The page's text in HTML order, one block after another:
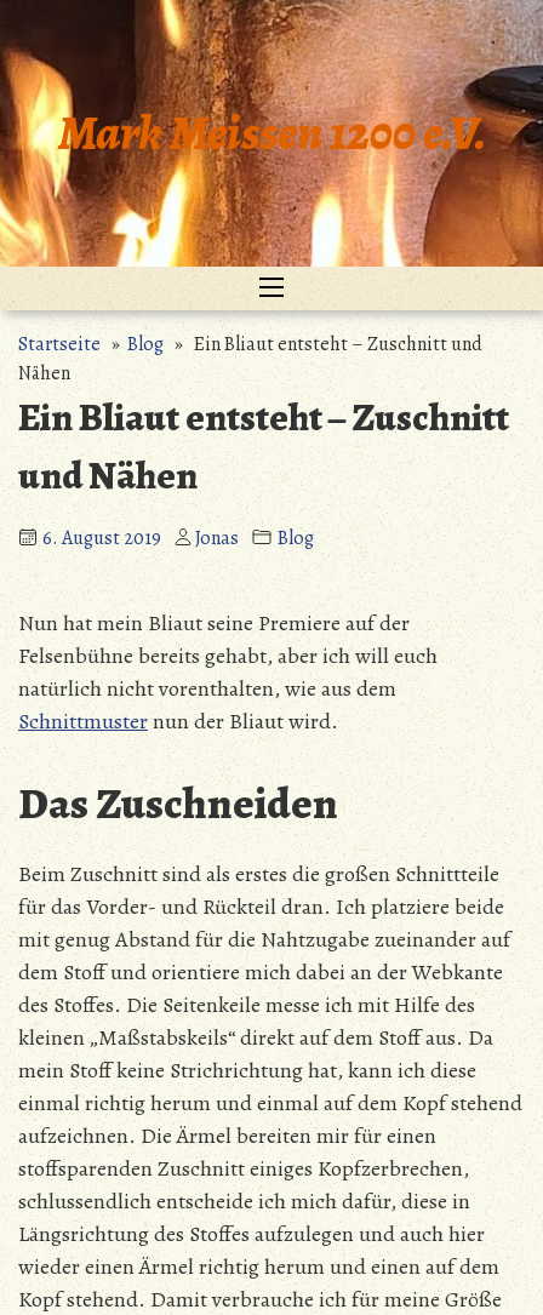
Inhalt
springen
Mark Meissen 1200 e.V.
Startseite»Blog» Ein Bliaut entsteht – Zuschnitt und
Nähen
Ein Bliaut entsteht – Zuschnitt
und Nähen
6. August 2019 Jonas Blog
Nun hat mein Bliaut seine Premiere auf der
Felsenbühne bereits gehabt, aber ich will euch
natürlich nicht vorenthalten, wie aus dem
Schnittmusternun der Bliaut wird.
Das Zuschneiden
Beim Zuschnitt sind als erstes die großen Schnittteile
für das Vorder- und Rückteil dran. Ich platziere beide
mit genug Abstand für die Nahtzugabe zueinander auf
dem Stoff und orientiere mich dabei an der Webkante
des Stoffes. Die Seitenkeile messe ich mit Hilfe des
kleinen „Maßstabskeils“ direkt auf dem Stoff aus. Da
mein Stoff keine Strichrichtung hat, kann ich diese
einmal richtig herum und einmal auf dem Kopf stehend
aufzeichnen. Die Ärmel bereiten mir für einen
stoffsparenden Zuschnitt einiges Kopfzerbrechen,
schlussendlich entscheide ich mich dafür, diese in
Längsrichtung des Stoffes aufzulegen und auch hier
wieder einen Ärmel richtig herum und einen auf dem
Kopf stehend. Damit verbrauche ich für meine Größe